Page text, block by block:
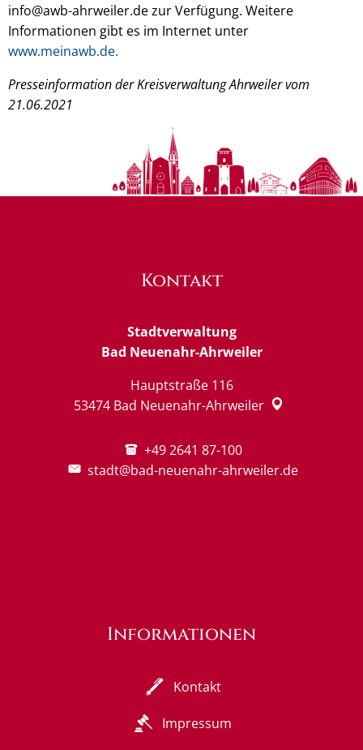
info@awb-ahrweiler.de zur Verfügung. Weitere
Informationen gibt es im Internet unter
www.meinawb.de.
Presseinformation der Kreisverwaltung Ahrweiler vom
21.06.2021
Kontakt
Stadtverwaltung
Bad Neuenahr-Ahrweiler
Hauptstraße 116
53474 Bad Neuenahr-Ahrweiler
+49 2641 87-100
stadt@bad-neuenahr-ahrweiler.de
Informationen
Kontakt
Impressum